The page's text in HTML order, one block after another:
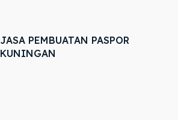
JASA PEMBUATAN PASPOR
KUNINGAN